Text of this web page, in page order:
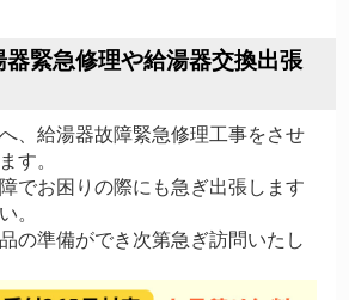
緊急修理や給湯器交換出張
、給湯器故障緊急修理工事をさせ
す。
でお困りの際にも急ぎ出張します
。
の準備ができ次第急ぎ訪問いたし